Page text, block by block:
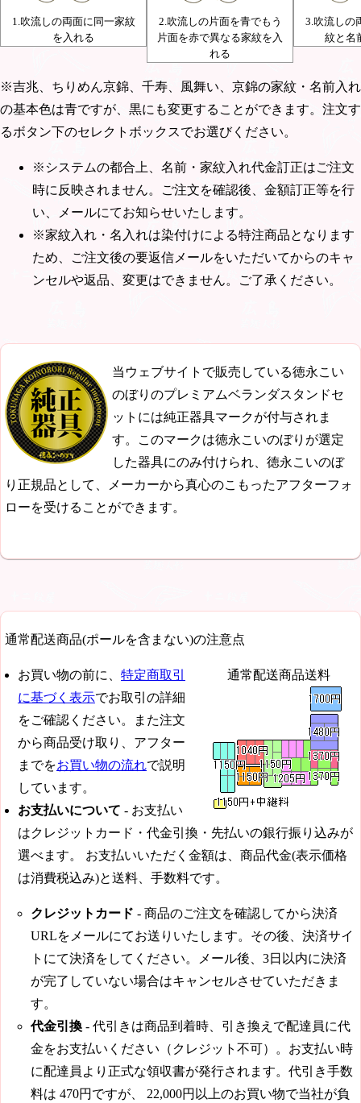
1.吹流しの両面に同一家紋
を入れる
2.吹流しの片面を青でもう
片面を赤で異なる家紋を入
れる
3.吹流しの
紋と名
※吉兆、ちりめん京錦、千寿、風舞い、京錦の家紋・名前入れ
の基本色は青ですが、黒にも変更することができます。注文す
るボタン下のセレクトボックスでお選びください。
※システムの都合上、名前・家紋入れ代金訂正はご注文
時に反映されません。ご注文を確認後、金額訂正等を行
い、メールにてお知らせいたします。
※家紋入れ・名入れは染付けによる特注商品となります
ため、ご注文後の要返信メールをいただいてからのキャ
ンセルや返品、変更はできません。ご了承ください。
当ウェブサイトで販売している徳永こい
のぼりのプレミアムベランダスタンドセ
ットには純正器具マークが付与されま
す。このマークは徳永こいのぼりが選定
した器具にのみ付けられ、徳永こいのぼ
り正規品として、メーカーから真心のこもったアフターフォ
ローを受けることができます。
通常配送商品(ポールを含まない)の注意点
通常配送商品送料
お買い物の前に、 特定商取引
に基づく表示でお取引の詳細
をご確認ください。また注文
から商品受け取り、アフター
までをお買い物の流れで説明
しています。
お支払いについて - お支払い
はクレジットカード・代金引換・先払いの銀行振り込みが
選べます。 お支払いいただく金額は、商品代金(表示価格
は消費税込み)と送料、手数料です。
クレジットカード - 商品のご注文を確認してから決済
URLをメールにてお送りいたします。その後、決済サイ
トにて決済をしてください。メール後、3日以内に決済
が完了していない場合はキャンセルさせていただきま
す。
代金引換 - 代引きは商品到着時、引き換えで配達員に代
金をお支払いください（クレジット不可）。お支払い時
に配達員より正式な領収書が発行されます。代引き手数
料は 470円 ですが、 22,000円 以上のお買い物で当社が負